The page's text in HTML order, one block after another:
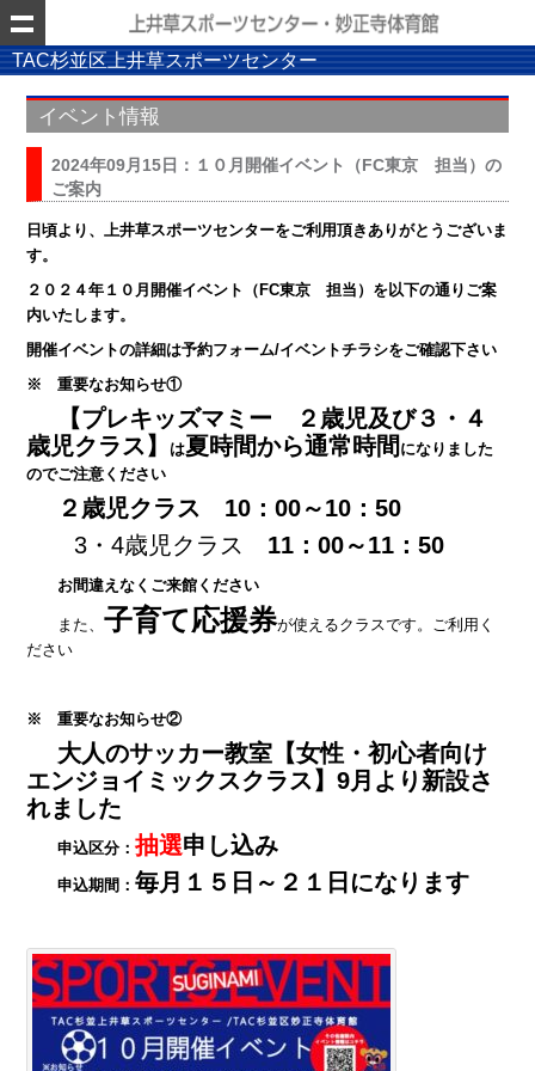
TAC杉並区上井草スポーツセンター
イベント情報
2024年09月15日：１０月開催イベント（FC東京 担当）の
ご案内
日頃より、上井草スポーツセンターをご利用頂きありがとうございま
す。
２０２４年１０月開催イベント（FC東京 担当）を以下の通りご案
内いたします。
開催イベントの詳細は予約フォーム/イベントチラシをご確認下さい
※ 重要なお知らせ①
【プレキッズマミー ２歳児及び３・４
歳児クラス】
は夏時間から通常時間 になりました
のでご注意ください
２歳児クラス 10：00～10：50
3・4歳児クラス 11：00～11：50
お間違えなくご来館ください
また、子育て応援券が使えるクラスです。ご利用く
ださい
※ 重要なお知らせ②
大人のサッカー教室【女性・初心者向け
エンジョイミックスクラス】9月より新設さ
れました
申込区分：抽選申し込み
申込期間：毎月１５日～２１日になります